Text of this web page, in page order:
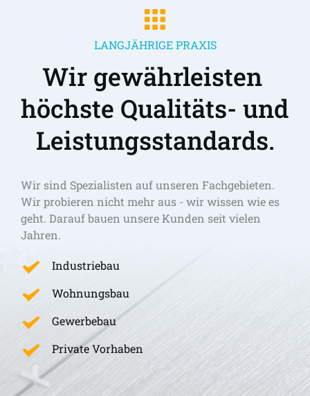
LANGJÄHRIGE PRAXIS
Wir gewährleisten
höchste Qualitäts- und
Leistungsstandards.
Wir sind Spezialisten auf unseren Fachgebieten.
Wir probieren nicht mehr aus - wir wissen wie es
geht. Darauf bauen unsere Kunden seit vielen
Jahren.
Industriebau
Wohnungsbau
Gewerbebau
Private Vorhaben